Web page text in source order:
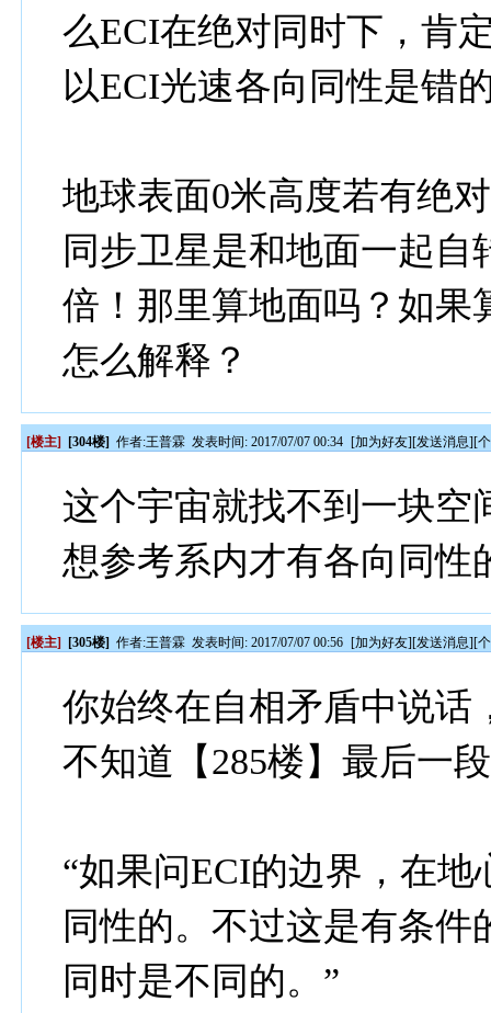
么ECI在绝对同时下，肯
以ECI光速各向同性是错
地球表面0米高度若有绝
同步卫星是和地面一起自
倍！那里算地面吗？如果
怎么解释？
[楼主] [304楼] 作者:王普霖 发表时间: 2017/07/07 00:34 [加为好友][发送消息][
这个宇宙就找不到一块空
想参考系内才有各向同性
[楼主] [305楼] 作者:王普霖 发表时间: 2017/07/07 00:56 [加为好友][发送消息][
你始终在自相矛盾中说话
不知道【285楼】最后一
“如果问ECI的边界，在
同性的。不过这是有条
同时是不同的。”